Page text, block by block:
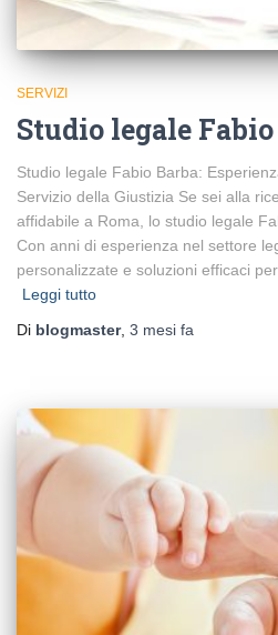
SERVIZI
Studio legale
Studio legale Fabio Barba:
Servizio della Giustizia Se sei alla
affidabile a Roma, lo studio legale
Con anni di esperienza nel settore
personalizzate e soluzioni efficaci
Leggi tutto
Di blogmaster, 3 mesi fa